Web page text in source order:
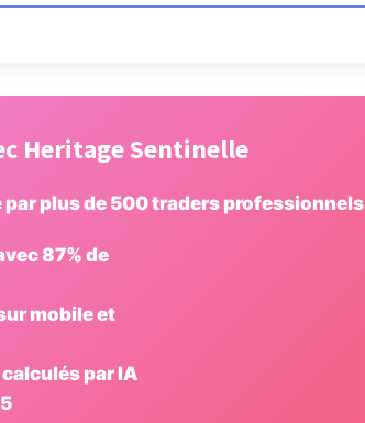
Heritage Sentinelle
plus de 500 traders professionnels
87% de
mobile et
par IA